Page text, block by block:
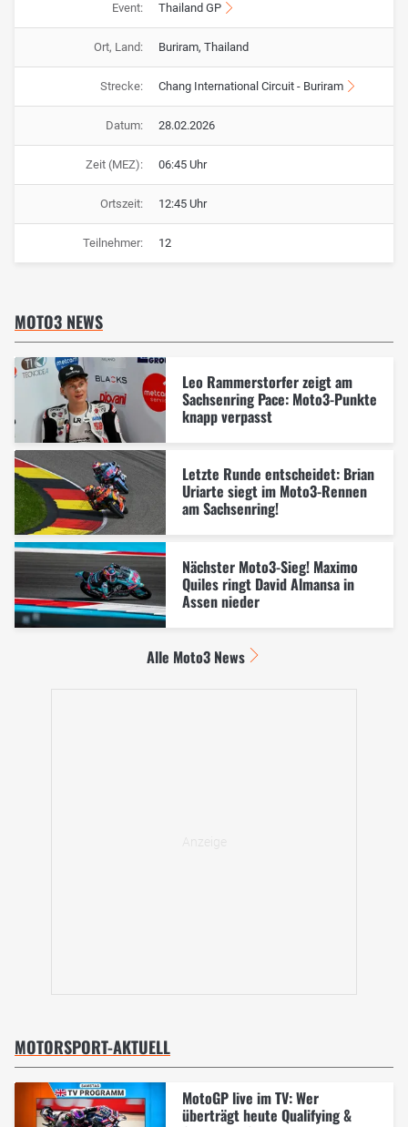
Event: Thailand GP
Ort, Land: Buriram, Thailand
Strecke: Chang International Circuit - Buriram
Datum: 28.02.2026
Zeit (MEZ): 06:45 Uhr
Ortszeit: 12:45 Uhr
Teilnehmer: 12
MOTO3 NEWS
Leo Rammerstorfer zeigt am
Sachsenring Pace: Moto3-Punkte
knapp verpasst
Letzte Runde entscheidet: Brian
Uriarte siegt im Moto3-Rennen
am Sachsenring!
Nächster Moto3-Sieg! Maximo
Quiles ringt David Almansa in
Assen nieder
Alle Moto3 News
MOTORSPORT-AKTUELL
MotoGP live im TV: Wer
überträgt heute Qualifying &